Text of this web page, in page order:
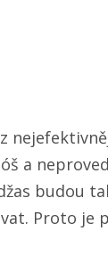
a
budou
Proto je